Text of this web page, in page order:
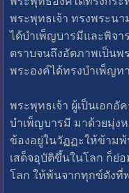
พระพุทธเจ้า ทรงพระน
ได้บำเพ็ญบารมีและพิจ
ตราบจนถึงอัตภาพเป็นพ
พระองค์ได้ทรงบำเพ็ญท
พระพุทธเจ้า ผู้เป็นเอก
บำเพ็ญบารมี มาด้วยมุ่ง
ข้องอยู่ในวัฏฏะให้ข้าม
เสด็จอุบัติขึ้นในโลก ก็ย่
โลก ให้พ้นจากทุกข์ดังที่